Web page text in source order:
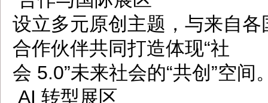
设立多元原创主题，与来自
合作伙伴共同打造体现“社
会 5.0”未来社会的“共创”空间
AI 转型展区